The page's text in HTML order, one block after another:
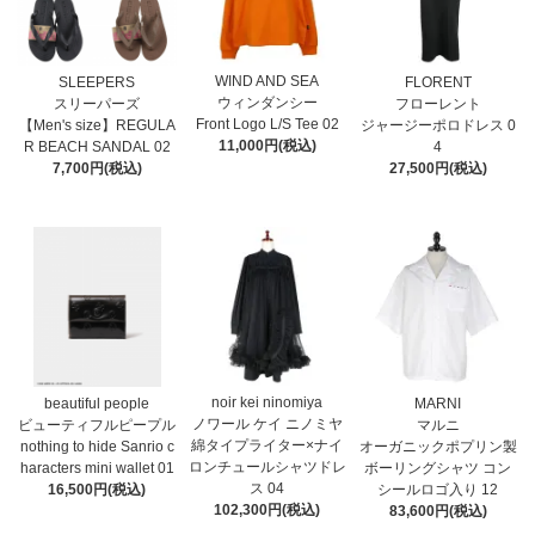
SLEEPERS
スリーパーズ
【Men's size】REGULA
R BEACH SANDAL 02
7,700円(税込)
WIND AND SEA
ウィンダンシー
Front Logo L/S Tee 02
11,000円(税込)
FLORENT
フローレント
ジャージーポロドレス 0
4
27,500円(税込)
beautiful people
ビューティフルピープル
nothing to hide Sanrio c
haracters mini wallet⁠ 01
16,500円(税込)
noir kei ninomiya
ノワール ケイ ニノミヤ
綿タイプライター×ナイ
ロンチュールシャツドレ
ス 04
102,300円(税込)
MARNI
マルニ
オーガニックポプリン製
ボーリングシャツ コン
シールロゴ入り 12
83,600円(税込)